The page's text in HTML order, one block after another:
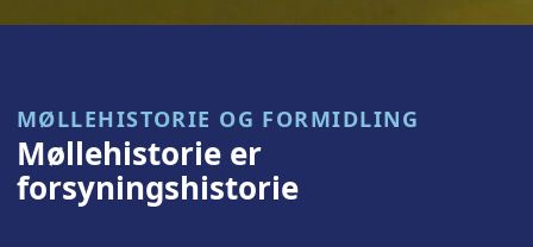
MØLLEHISTORIE OG FORMIDLING
Møllehistorie er
forsyningshistorie